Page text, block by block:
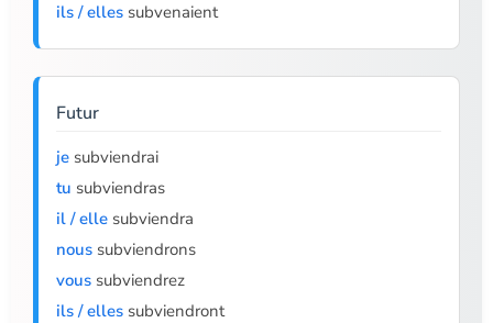
ils / elles subvenaient
Futur
je subviendrai
tu subviendras
il / elle subviendra
nous subviendrons
vous subviendrez
ils / elles subviendront